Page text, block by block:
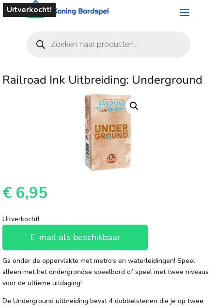
zoeken
Uitverkocht!
Railroad Ink Uitbreiding: Underground
€ 6,95
Uitverkocht!
E-mail als beschikbaar
Ga onder de oppervlakte met metro’s en waterleidingen! Speel
alleen met het ondergrondse speelbord of speel met twee niveaus
voor de ultieme uitdaging!
De Underground uitbreiding bevat 4 dobbelstenen die je op twee